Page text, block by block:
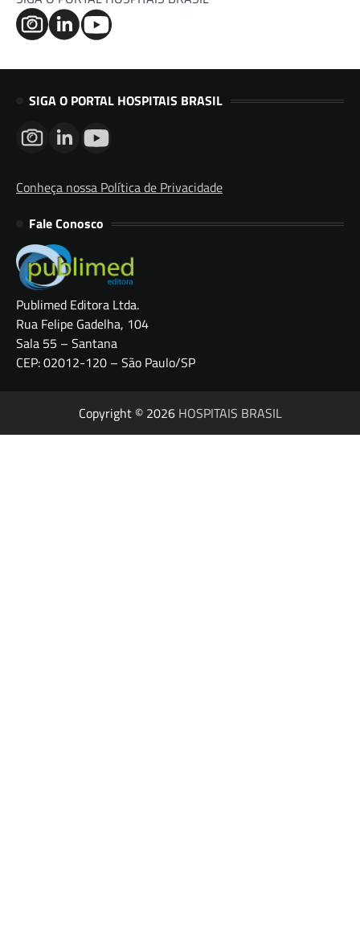
SIGA O PORTAL HOSPITAIS BRASIL
Conheça nossa Política de Privacidade
Fale Conosco
Publimed Editora Ltda.
Rua Felipe Gadelha, 104
Sala 55 – Santana
CEP: 02012-120 – São Paulo/SP
Copyright © 2026 HOSPITAIS BRASIL